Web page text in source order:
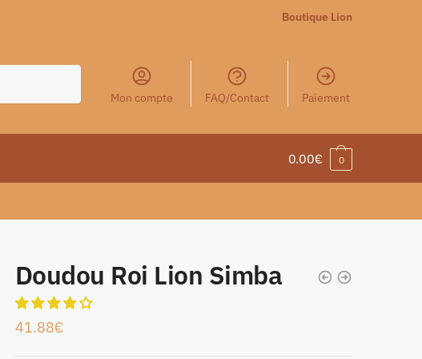
Boutique Lion
Mon compte FAQ/Contact Paiement
0.00€ 0
Doudou Roi Lion Simba
41.88€